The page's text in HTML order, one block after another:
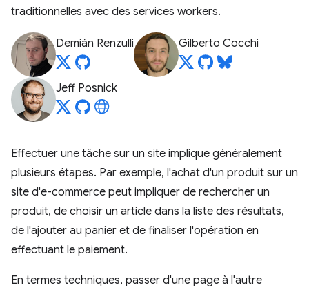
traditionnelles avec des services workers.
Demián Renzulli Gilberto Cocchi
Jeff Posnick
Effectuer une tâche sur un site implique généralement
plusieurs étapes. Par exemple, l'achat d'un produit sur un
site d'e-commerce peut impliquer de rechercher un
produit, de choisir un article dans la liste des résultats,
de l'ajouter au panier et de finaliser l'opération en
effectuant le paiement.
En termes techniques, passer d'une page à l'autre